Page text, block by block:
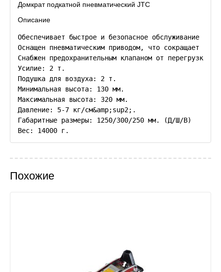
Домкрат подкатной пневматический JTC
Описание
Обеспечивает быстрое и безопасное обслуживание
Оснащен пневматическим приводом, что сокращает
Снабжен предохранительным клапаном от перегрузки.
Усилие: 2 т.
Подушка для воздуха: 2 т.
Минимальная высота: 130 мм.
Максимальная высота: 320 мм.
Давление: 5-7 кг/см&amp;sup2;.
Габаритные размеры: 1250/300/250 мм. (Д/Ш/В)
Похожие